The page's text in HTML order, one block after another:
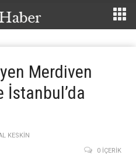
Merdiven
İstanbul’da
KESKIN
0 İÇERIK